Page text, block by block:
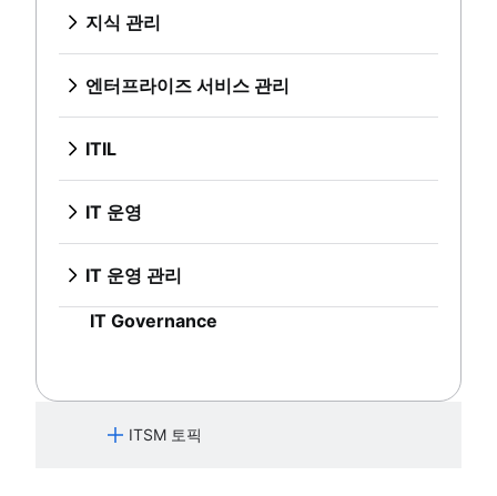
ESM에 대한 세 가지 구현 팁
오프보딩 프로세스 이해
직원 경험 관리 전략
최고의 온보딩 소프트웨어 9가지
직원 경험 플랫폼
IT 제공 서비스
HR 헬프 데스크 소프트웨어
HR 서비스 센터
변경 관리 도구
데이터 거버넌스
HR 서비스 제공 모델
개요
ITIL 서비스 전환
지속적인 서비스 개선
IT 운영
개요
IT 운영 관리
개요
애플리케이션 종속성 매핑
IT 인프라
IT Governance
모범 사례
역할 및 책임
변경 관리 유형
지식 관리
개요
기술 자료의 정의
지식 중심 서비스(KCS)란 무엇입니까
엔터프라이즈 서비스 관리
개요
오프보딩 프로세스 이해
직원 경험 관리 전략
최고의 온보딩 소프트웨어 9가지
온보딩 워크플로
HR 헬프 데스크 소프트웨어
HR 서비스 센터
ITIL
개요
DevOps 및 ITIL 비교
ITIL 서비스 전략 가이드
지속적인 서비스 개선
IT 운영
개요
IT 인프라 관리
네트워크 인프라
IT 운영 관리
개요
시스템 업그레이드
IT 인프라
IT Governance
ITSM 토픽